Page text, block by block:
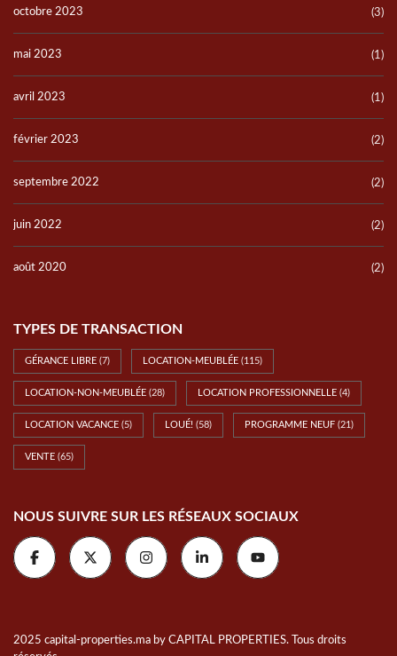
octobre 2023 (3)
mai 2023 (1)
avril 2023 (1)
février 2023 (2)
septembre 2022 (2)
juin 2022 (2)
août 2020 (2)
TYPES DE TRANSACTION
GÉRANCE LIBRE (7) LOCATION-MEUBLÉE (115)
LOCATION-NON-MEUBLÉE (28) LOCATION PROFESSIONNELLE (4)
LOCATION VACANCE (5) LOUÉ! (58) PROGRAMME NEUF (21)
VENTE (65)
NOUS SUIVRE SUR LES RÉSEAUX SOCIAUX
2025 capital-properties.ma by CAPITAL PROPERTIES. Tous droits